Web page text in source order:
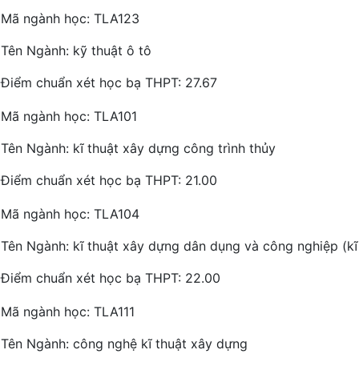
Mã ngành học: TLA123
Tên Ngành: kỹ thuật ô tô
Điểm chuẩn xét học bạ THPT: 27.67
Mã ngành học: TLA101
Tên Ngành: kĩ thuật xây dựng công trình thủy
Điểm chuẩn xét học bạ THPT: 21.00
Mã ngành học: TLA104
Tên Ngành: kĩ thuật xây dựng dân dụng và công nghiệp
Điểm chuẩn xét học bạ THPT: 22.00
Mã ngành học: TLA111
Tên Ngành: công nghệ kĩ thuật xây dựng